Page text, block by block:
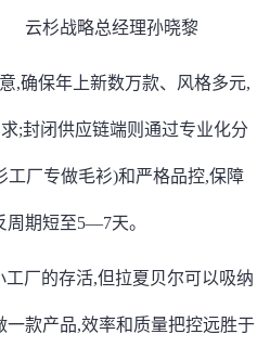
经理孙晓黎
,确保年上新数万款、风格多元,
;封闭供应链端则通过专业化分
工厂专做毛衫)和严格品控,保障
周期短至5—7天。
厂的存活,但拉夏贝尔可以吸纳
款产品,效率和质量把控远胜于